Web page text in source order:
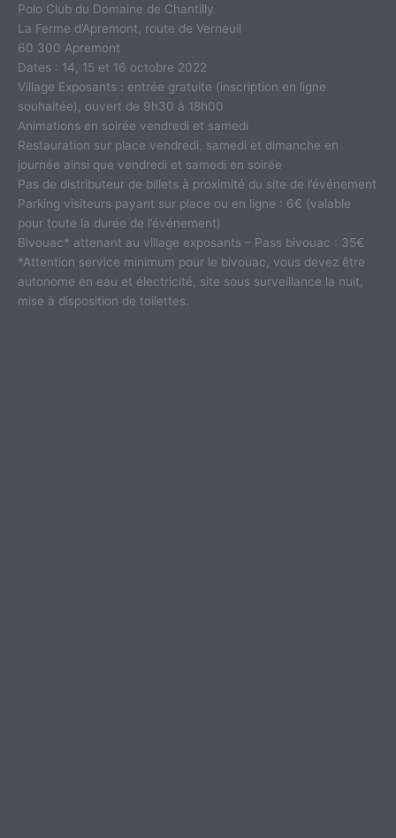
Polo Club du Domaine de Chantilly
La Ferme d’Apremont, route de Verneuil
60 300 Apremont
Dates : 14, 15 et 16 octobre 2022
Village Exposants : entrée gratuite (inscription en ligne
souhaitée), ouvert de 9h30 à 18h00
Animations en soirée vendredi et samedi
Restauration sur place vendredi, samedi et dimanche en
journée ainsi que vendredi et samedi en soirée
Pas de distributeur de billets à proximité du site de l’événement
Parking visiteurs payant sur place ou en ligne : 6€ (valable
pour toute la durée de l’événement)
Bivouac* attenant au village exposants – Pass bivouac : 35€
*Attention service minimum pour le bivouac, vous devez être
autonome en eau et électricité, site sous surveillance la nuit,
mise à disposition de toilettes.